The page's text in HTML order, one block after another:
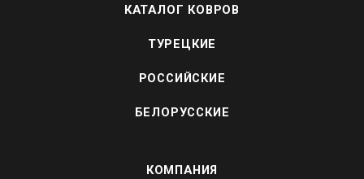
КАТАЛОГ КОВРОВ
ТУРЕЦКИЕ
РОССИЙСКИЕ
БЕЛОРУССКИЕ
КОМПАНИЯ